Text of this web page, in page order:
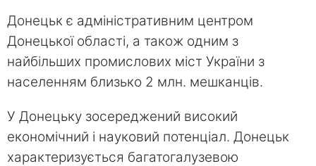
Донецьк є адміністративним центром
Донецької області, а також одним з
найбільших промислових міст України з
населенням близько 2 млн. мешканців.
У Донецьку зосереджений високий
економічний і науковий потенціал. Донецьк
характеризується багатогалузевою